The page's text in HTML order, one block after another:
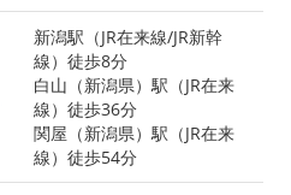
新潟駅（JR在来線/JR新幹
線）徒歩8分
白山（新潟県）駅（JR在来
線）徒歩36分
関屋（新潟県）駅（JR在来
線）徒歩54分